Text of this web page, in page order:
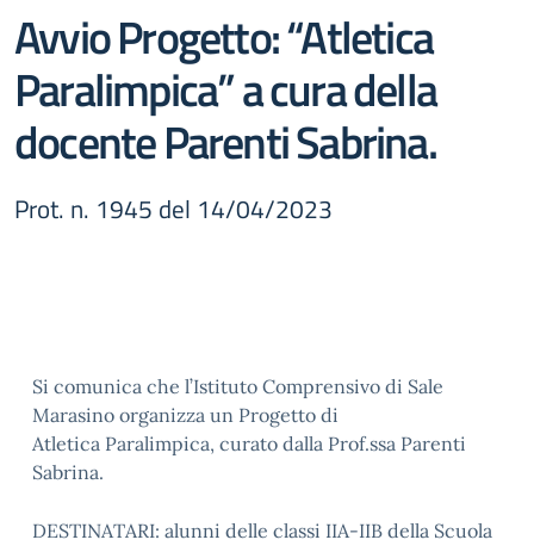
Avvio Progetto: “Atletica
Paralimpica” a cura della
docente Parenti Sabrina.
Prot. n. 1945 del 14/04/2023
Si comunica che l’Istituto Comprensivo di Sale
Marasino organizza un Progetto di
Atletica Paralimpica, curato dalla Prof.ssa Parenti
Sabrina.
DESTINATARI: alunni delle classi IIA-IIB della Scuola